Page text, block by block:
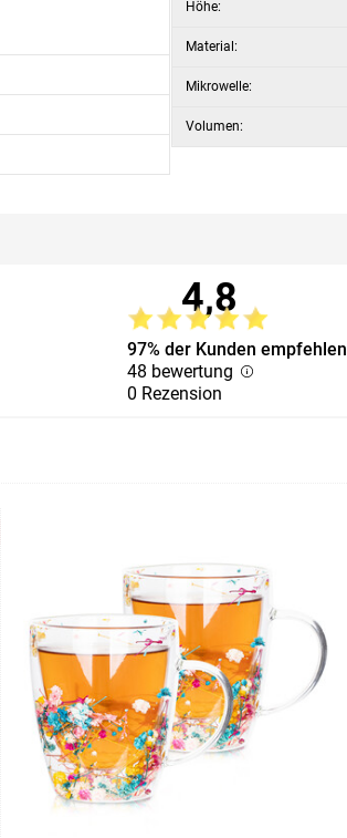
Höhe:
Material:
Mikrowelle:
Volumen:
4,8
97% der Kunden empfehlen
48 bewertung
0 Rezension